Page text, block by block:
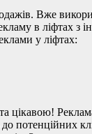
Вже
в ліфтах з
у ліфтах:
Реклама
потенційних